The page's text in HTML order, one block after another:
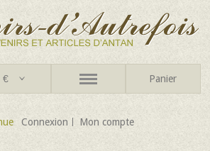
€ Panier
Connexion Mon compte